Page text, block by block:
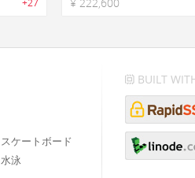
スケートボード
水泳
BUILT